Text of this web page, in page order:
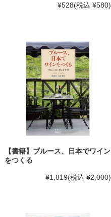
¥528(税込 ¥580)
【書籍】ブルース、日本でワイン
をつくる
¥1,819(税込 ¥2,000)